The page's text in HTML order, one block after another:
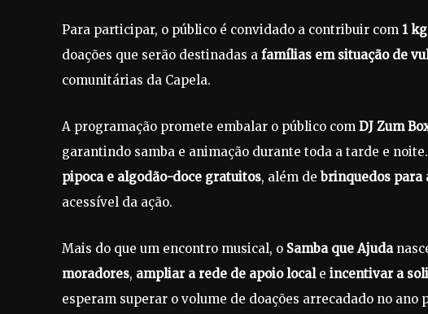
Para participar, o público é convidado a contribuir com 1
doações que serão destinadas a famílias em situação de
comunitárias da Capela.
A programação promete embalar o público com DJ Zum
garantindo samba e animação durante toda a tarde e
pipoca e algodão-doce gratuitos, além debrinquedos para
acessível da ação.
Mais do que um encontro musical, o Samba que Ajuda
moradores, ampliar a rede de apoio locale incentivar a
esperam superar o volume de doações arrecadado no